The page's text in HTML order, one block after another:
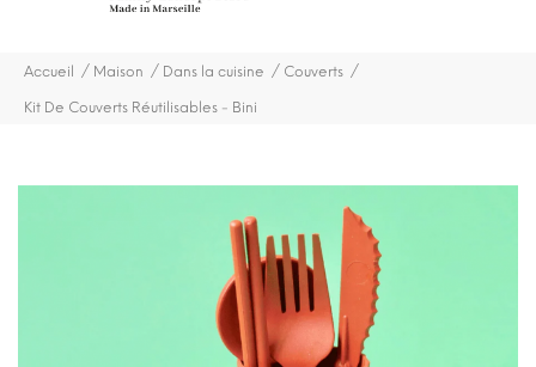
Accueil Maison Dans la cuisine Couverts
Kit De Couverts Réutilisables - Bini